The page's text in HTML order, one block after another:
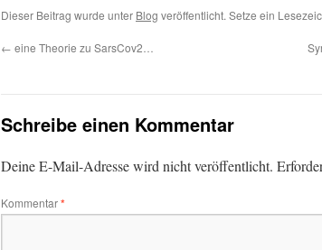
Dieser Beitrag wurde unter Blog veröffentlicht. Setze ein
← eine Theorie zu SarsCov2…
Schreibe einen Kommentar
Deine E-Mail-Adresse wird nicht veröffentlicht.
Kommentar*